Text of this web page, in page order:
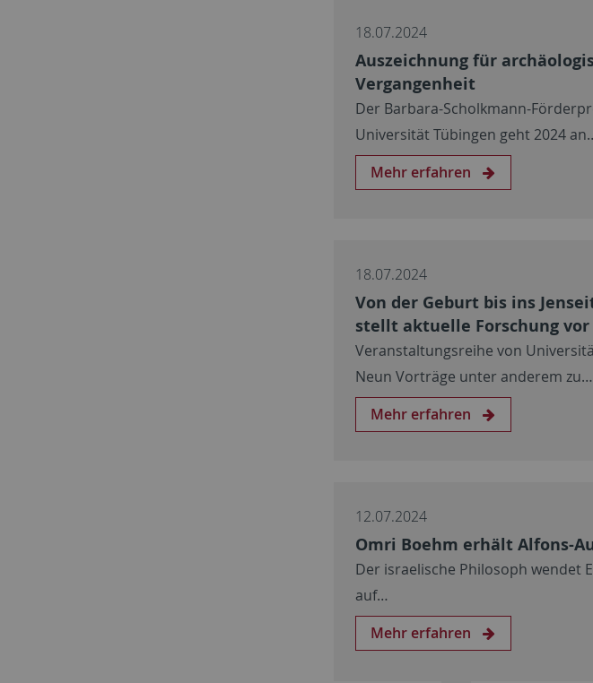
18.07.2024
Auszeichnung für
Vergangenheit
Der Barbara-Scholkmann-
Universität Tübingen geht 2024
Mehr erfahren
18.07.2024
Von der Geburt bis ins
stellt aktuelle Forschung vor
Veranstaltungsreihe von
Neun Vorträge unter anderem zu…
Mehr erfahren
12.07.2024
Omri Boehm erhält Alfons-
Der israelische Philosoph wendet
auf…
Mehr erfahren